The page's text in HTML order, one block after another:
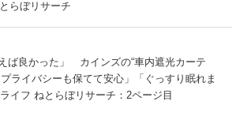
らぼリサーチ
ば良かった」 カインズの“車内遮光カーテ
ライバシーも保てて安心」「ぐっすり眠れま
イフ ねとらぼリサーチ：2ページ目